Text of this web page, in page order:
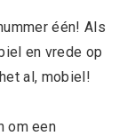
één! Als
en vrede op
al, mobiel!
om een